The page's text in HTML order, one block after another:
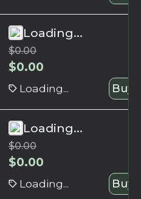
Loading...
$0.00
$0.00
Loading... Buy
Loading...
$0.00
$0.00
Loading... Buy